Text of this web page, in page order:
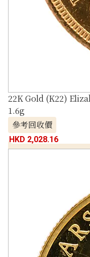
22K Gold (K22)
1.6g
參考回收價
HKD 2,028.16